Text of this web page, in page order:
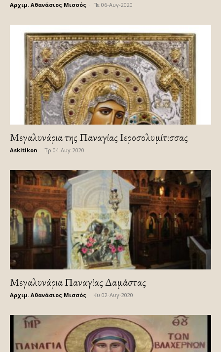
Αρχιμ. Αθανάσιος Μισσός Πε 06-Αυγ-2020
Μεγαλυνάρια της Παναγίας Ιεροσολυμίτισσας
Askitikon Τρ 04-Αυγ-2020
Μεγαλυνάρια Παναγίας Δαμάστας
Αρχιμ. Αθανάσιος Μισσός Κυ 02-Αυγ-2020